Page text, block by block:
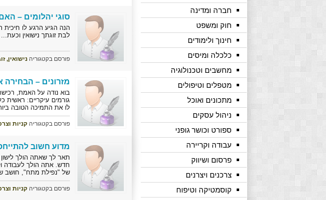
חברה ומדינה
חוק ומשפט
חינוך ולימודים
כלכלה ומיסים
מחשבים וטכנולוגיה
מטפלים וטיפולים
מתכונים ואוכל
ניהול עסקים
ספורט וכושר גופני
עבודה וקריירה
פרסום ושיווק
צרכנים ויצרנים
קוסמטיקה וטיפוח
סוגי יהלומים –
הנה הגיע הרגע לו
לבת זוגתך נישואין וכעת...
פורסם בקטגוריהנישואין,
מזרונים – הבחירה
בוא נודה על האמת,
גורמים עיקריים: ראשית
לו את התמיכה הטובה
פורסם בקטגוריהקניות
מדוע חשוב
תאר לך שאתה הולך
חדש. אתה הולך לעבודה
של "נפילת מתח", חושב
פורסם בקטגוריהקניות